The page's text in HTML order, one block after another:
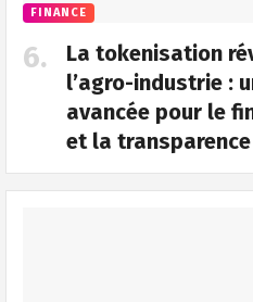
FINANCE
La tokenisation
l’agro-industrie :
avancée pour le
et la transparence